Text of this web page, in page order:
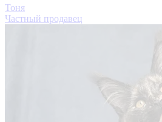
Тоня
Частный продавец